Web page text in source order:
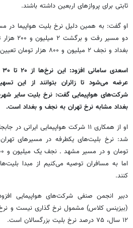
ثابتی برای پروازهای اربعین داشته باشند.
او گفت: به همین دلیل نرخ بلیت هواپیما در
دو مسیر
بغداد و نجف ۲ میلیون و ۸۰۰ هزار تومان تعیین شد.
عرضه می‌شود تا زائران بتوانند از این
شرکت‌های هواپیمایی گفت: نرخ بلیت سایر
بغداد مشابه نرخ تهران به نجف و بغداد است.
او از همکاری ۱۱ شرکت هواپیمایی ایرانی
اما به مسافران توصیه می‌کنیم از مبدا
کنند.
دبیر انجمن صنفی شرکت‌های هواپیمایی
(بیزینس کلاس) مشمول نرخ گذاری نیست و نرخ
۱۲ سال، ۷۵ درصد نرخ بلیت بزرگسالان است.